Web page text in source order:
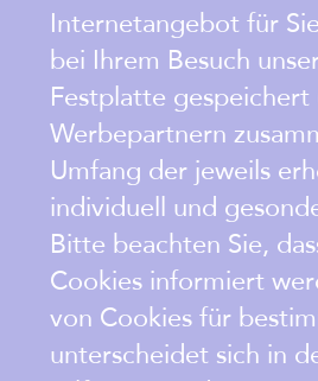
Internetangebot für
bei Ihrem Besuch
Festplatte
Werbepartnern
Umfang der jeweils
individuell und
Bitte beachten Sie,
Cookies informiert
von Cookies für
unterscheidet sich in